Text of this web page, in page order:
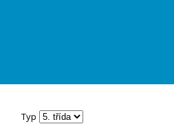
Typ